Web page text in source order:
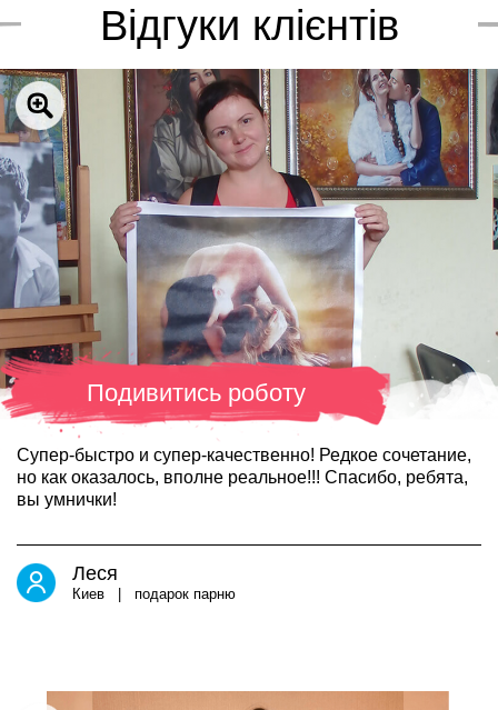
Відгуки клієнтів
Подивитись роботу
Супер-быстро и супер-качественно! Редкое сочетание,
но как оказалось, вполне реальное!!! Спасибо, ребята,
вы умнички!
Леся
Киев | подарок парню